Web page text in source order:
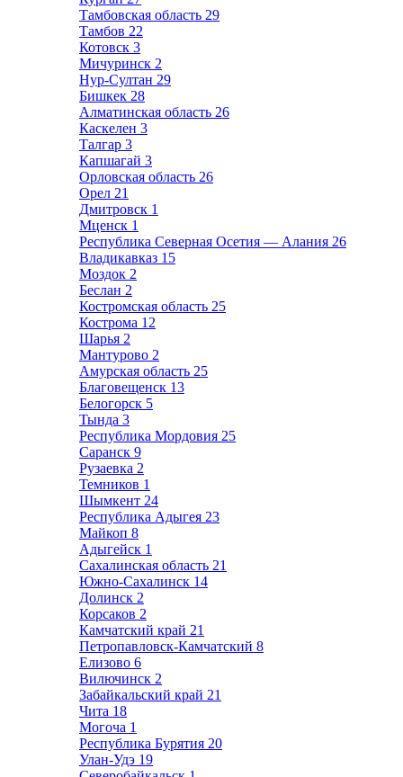
Тамбовская область 29
Тамбов 22
Котовск 3
Мичуринск 2
Нур-Султан 29
Бишкек 28
Алматинская область 26
Каскелен 3
Талгар 3
Капшагай 3
Орловская область 26
Орел 21
Дмитровск 1
Мценск 1
Республика Северная Осетия — Алания 26
Владикавказ 15
Моздок 2
Беслан 2
Костромская область 25
Кострома 12
Шарья 2
Мантурово 2
Амурская область 25
Благовещенск 13
Белогорск 5
Тында 3
Республика Мордовия 25
Саранск 9
Рузаевка 2
Темников 1
Шымкент 24
Республика Адыгея 23
Майкоп 8
Адыгейск 1
Сахалинская область 21
Южно-Сахалинск 14
Долинск 2
Корсаков 2
Камчатский край 21
Петропавловск-Камчатский 8
Елизово 6
Вилючинск 2
Забайкальский край 21
Чита 18
Могоча 1
Республика Бурятия 20
Улан-Удэ 19